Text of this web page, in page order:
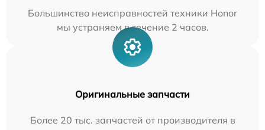
Большинство неисправностей техники Honor
мы устраняем в течение 2 часов.
Оригинальные запчасти
Более 20 тыс. запчастей от производителя в